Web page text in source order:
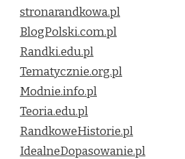
stronarandkowa.pl
BlogPolski.com.pl
Randki.edu.pl
Tematycznie.org.pl
Modnie.info.pl
Teoria.edu.pl
RandkoweHistorie.pl
IdealneDopasowanie.pl